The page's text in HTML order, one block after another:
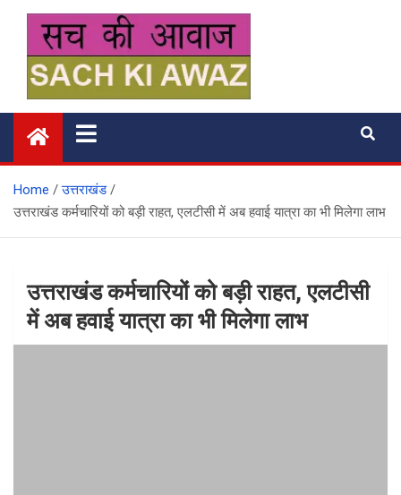
content
सच की आवाज
Home
उत्तराखंड
उत्तराखंड कर्मचारियों को बड़ी राहत, एलटीसी में अब हवाई यात्रा का भी मिलेगा लाभ
उत्तराखंड कर्मचारियों को बड़ी राहत, एलटीसी
में अब हवाई यात्रा का भी मिलेगा लाभ